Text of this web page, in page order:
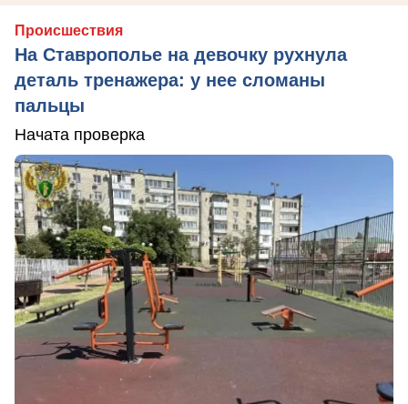
Происшествия
На Ставрополье на девочку рухнула
деталь тренажера: у нее сломаны
пальцы
Начата проверка